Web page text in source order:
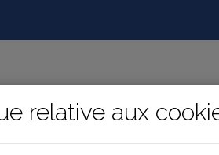
relative aux